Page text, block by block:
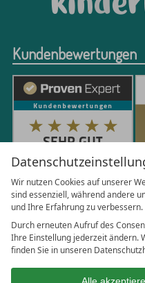
Wir nutzen Cookies auf unserer
sind essenziell, während andere
und Ihre Erfahrung zu verbessern.
Durch erneuten Aufruf des
Ihre Einstellung jederzeit ändern.
finden Sie in unseren
Alle
Kundenbewertungen